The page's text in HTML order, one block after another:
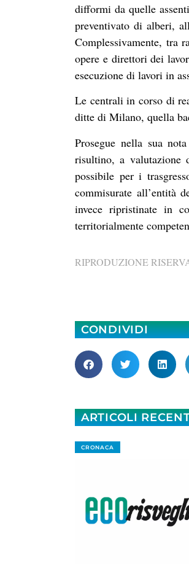
difformi da quelle
preventivato di alberi,
Complessivamente, tra
opere e direttori dei
esecuzione di lavori in
Le centrali in corso di
ditte di Milano, quella
Prosegue nella sua
risultino, a valutazione
possibile per i
commisurate all’entità
invece ripristinate in
territorialmente
RIPRODUZIONE
CONDIVIDI
ARTICOLI
CRONACA